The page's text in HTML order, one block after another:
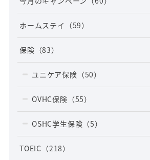
ホームステイ （59）
保険 （83）
ユニケア保険 （50）
OVHC保険 （55）
OSHC学生保険 （5）
TOEIC （218）